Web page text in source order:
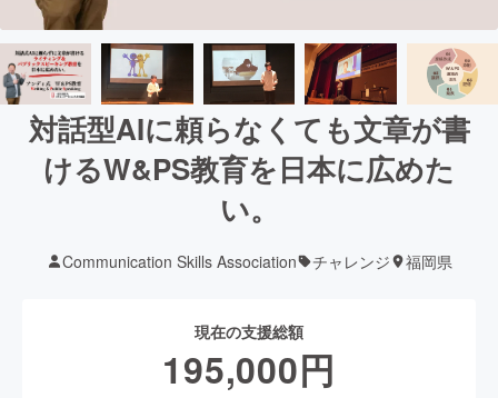
対話型AIに頼らなくても文章が書
けるW&PS教育を日本に広めた
い。
Communication Skills Association チャレンジ 福岡県
現在の支援総額
195,000円